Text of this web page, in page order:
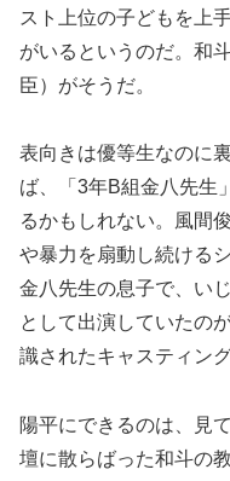
スト上位の子どもを上
がいるというのだ。和
臣）がそうだ。
表向きは優等生なのに
ば、「3年B組金八先生
るかもしれない。風間
や暴力を扇動し続ける
金八先生の息子で、い
として出演していたの
識されたキャスティン
陽平にできるのは、見
壇に散らばった和斗の